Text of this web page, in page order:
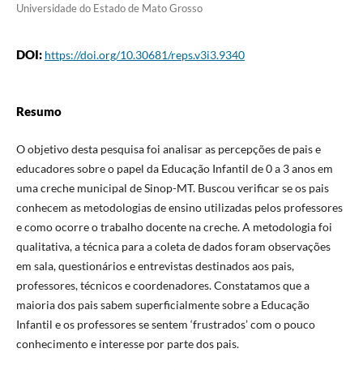
Universidade do Estado de Mato Grosso
DOI: https://doi.org/10.30681/reps.v3i3.9340
Resumo
O objetivo desta pesquisa foi analisar as percepções de pais e
educadores sobre o papel da Educação Infantil de 0 a 3 anos em
uma creche municipal de Sinop-MT. Buscou verificar se os pais
conhecem as metodologias de ensino utilizadas pelos professores
e como ocorre o trabalho docente na creche. A metodologia foi
qualitativa, a técnica para a coleta de dados foram observações
em sala, questionários e entrevistas destinados aos pais,
professores, técnicos e coordenadores. Constatamos que a
maioria dos pais sabem superficialmente sobre a Educação
Infantil e os professores se sentem ‘frustrados’ com o pouco
conhecimento e interesse por parte dos pais.